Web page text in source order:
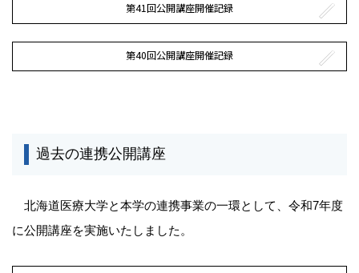
第41回公開講座開催記録
第40回公開講座開催記録
過去の連携公開講座
北海道医療大学と本学の連携事業の一環として、令和7年度
に公開講座を実施いたしました。